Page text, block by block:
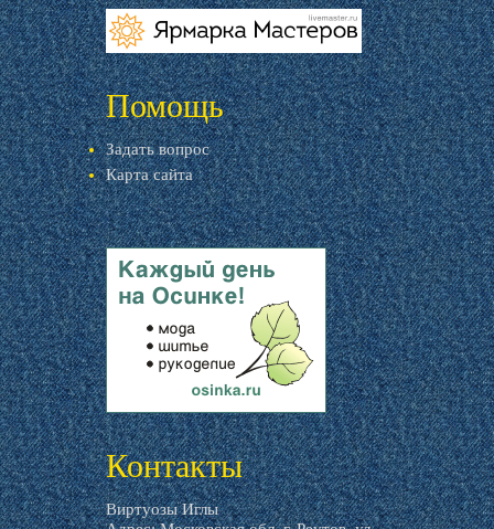
livemaster.ru
Помощь
Задать вопрос
Карта сайта
livemaster.ru
Контакты
Виртуозы Иглы